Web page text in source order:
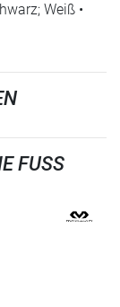
Weiß •
FUSS